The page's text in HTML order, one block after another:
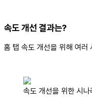
속도 개선 결과는?
홈 탭 속도 개선을 위해 여러
속도 개선을 위한 시나